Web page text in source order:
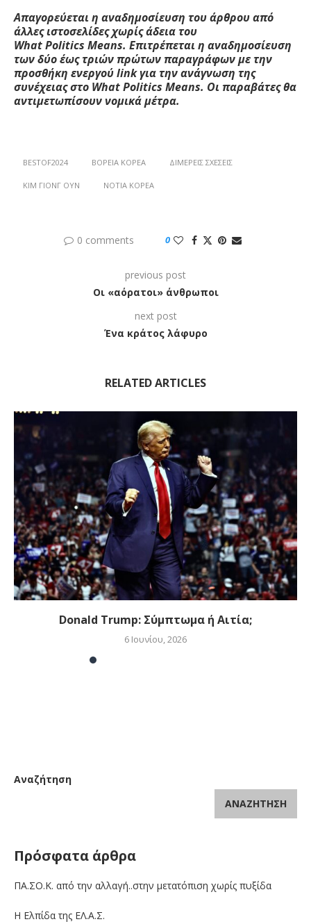
Απαγορεύεται η αναδημοσίευση του άρθρου από
άλλες ιστοσελίδες χωρίς άδεια του
WhatPolitics Means. Επιτρέπεται η αναδημοσίευση
των δύο έως τριών πρώτων παραγράφων με την
προσθήκη ενεργούlinkγια την ανάγνωση της
συνέχειας στο WhatPolitics Means. Οι παραβάτες θα
αντιμετωπίσουν νομικά μέτρα.
BESTOF2024 ΒΌΡΕΙΑ ΚΟΡΈΑ ΔΙΜΕΡΕΊΣ ΣΧΈΣΕΙΣ
ΚΙΜ ΓΙΟΝΓ ΟΥΝ ΝΌΤΙΑ ΚΟΡΈΑ
0 comments 0
previous post
Οι «αόρατοι» άνθρωποι
next post
Ένα κράτος λάφυρο
RELATED ARTICLES
Donald Trump: Σύμπτωμα ή Αιτία;
6 Ιουνίου, 2026
Αναζήτηση
ΑΝΑΖΉΤΗΣΗ
Πρόσφατα άρθρα
ΠΑ.ΣΟ.Κ. από την αλλαγή..στην μετατόπιση χωρίς πυξίδα
Η Ελπίδα της ΕΛ.Α.Σ.